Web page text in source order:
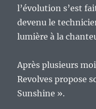
l’évolution s’est
devenu le
lumière à la
Après plusieurs
Revolves propose
Sunshine ».